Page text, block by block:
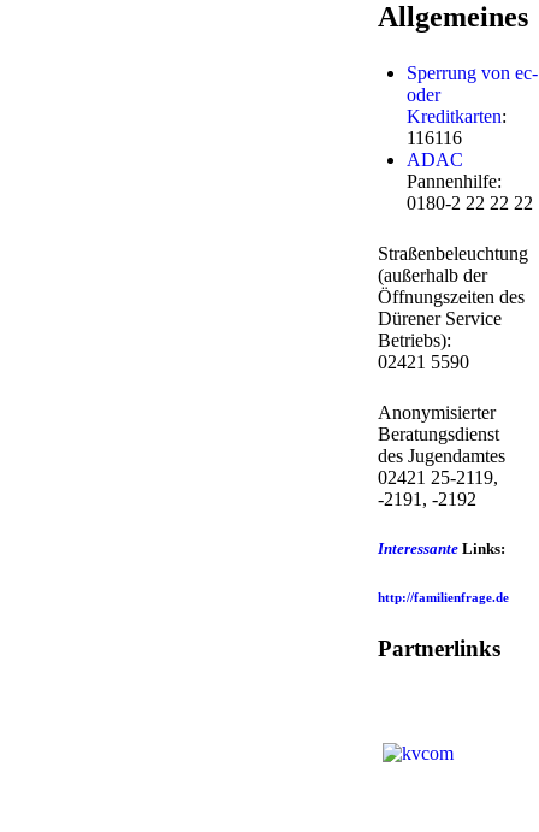
Allgemeines
Sperrung von ec-
oder
Kreditkarten:
116116
ADAC
Pannenhilfe:
0180-2 22 22 22
Straßenbeleuchtung
(außerhalb der
Öffnungszeiten des
Dürener Service
Betriebs):
02421 5590
Anonymisierter
Beratungsdienst
des Jugendamtes
02421 25-2119,
-2191, -2192
InteressanteLinks:
http://familienfrage.de
Partnerlinks